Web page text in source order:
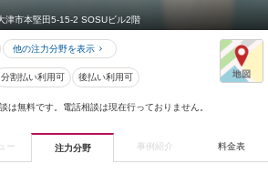
津市本堅田5-15-2 SOSUビル2階
他の注力分野を表示
分割払い利用可 後払い利用可
は無料です。電話相談は現在行っておりません。
ー 注力分野 事例紹介 料金表